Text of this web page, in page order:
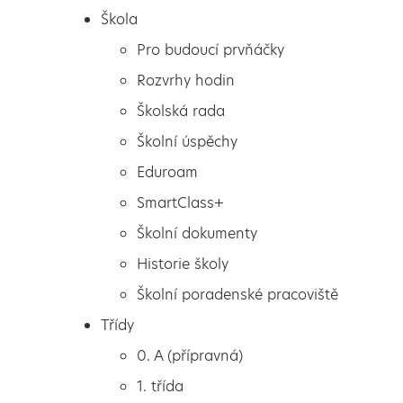
Pro budoucí prvňáčky
Rozvrhy hodin
Školská rada
Škola
Pro budoucí prvňáčky
Rozvrhy hodin
Školská rada
Školní úspěchy
Eduroam
SmartClass+
Školní dokumenty
Historie školy
Školní poradenské pracoviště
Třídy
0. A (přípravná)
1. třída
Kroužky ŠD